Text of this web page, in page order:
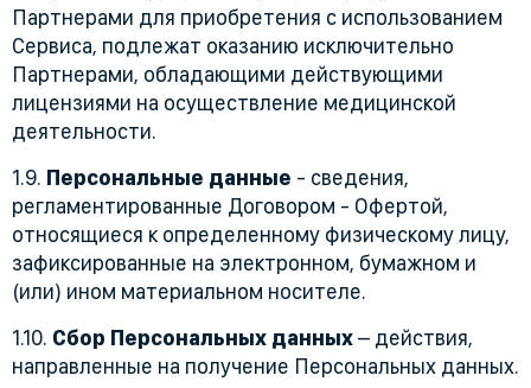
Партнерами для приобретения с использованием
Сервиса, подлежат оказанию исключительно
Партнерами, обладающими действующими
лицензиями на осуществление медицинской
деятельности.
1.9. Персональные данные - сведения,
регламентированные Договором - Офертой,
относящиеся к определенному физическому лицу,
зафиксированные на электронном, бумажном и
(или) ином материальном носителе.
1.10. Сбор Персональных данных– действия,
направленные на получение Персональных данных.